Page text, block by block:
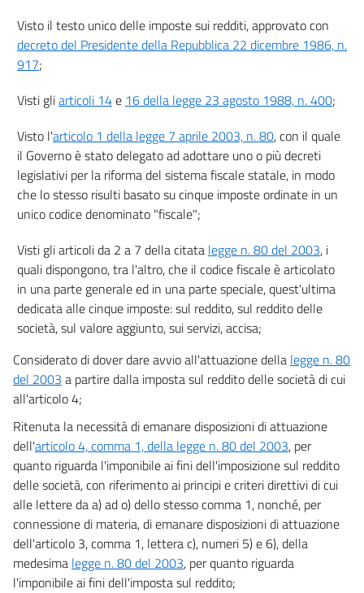
Visto il testo unico delle imposte sui redditi, approvato con
decreto del Presidente della Repubblica 22 dicembre 1986, n.
917;
Visti gliarticoli 14e 16 della legge 23 agosto 1988, n. 400;
Visto l'articolo 1 della legge 7 aprile 2003, n. 80, con il quale
il Governo è stato delegato ad adottare uno o più decreti
legislativi per la riforma del sistema fiscale statale, in modo
che lo stesso risulti basato su cinque imposte ordinate in un
unico codice denominato "fiscale";
Visti gli articoli da 2 a 7 della citata legge n. 80 del 2003, i
quali dispongono, tra l'altro, che il codice fiscale è articolato
in una parte generale ed in una parte speciale, quest'ultima
dedicata alle cinque imposte: sul reddito, sul reddito delle
società, sul valore aggiunto, sui servizi, accisa;
Considerato di dover dare avvio all'attuazione della legge n. 80
del 2003 a partire dalla imposta sul reddito delle società di cui
all'articolo 4;
Ritenuta la necessità di emanare disposizioni di attuazione
dell'articolo 4, comma 1, della legge n. 80 del 2003, per
quanto riguarda l'imponibile ai fini dell'imposizione sul reddito
delle società, con riferimento ai principi e criteri direttivi di cui
alle lettere da a) ad o) dello stesso comma 1, nonché, per
connessione di materia, di emanare disposizioni di attuazione
dell'articolo 3, comma 1, lettera c), numeri 5) e 6), della
medesima legge n. 80 del 2003, per quanto riguarda
l'imponibile ai fini dell'imposta sul reddito;